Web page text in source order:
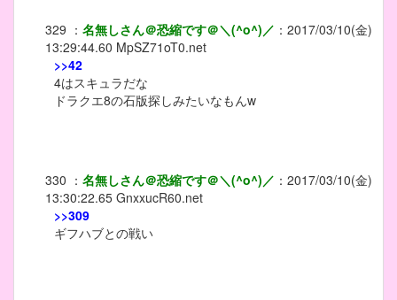
329 ： 名無しさん＠恐縮です＠＼(^o^)／ ： 2017/03/10(金)
13:29:44.60 MpSZ71oT0.net
>>42
4はスキュラだな
ドラクエ8の石版探しみたいなもんw
330 ： 名無しさん＠恐縮です＠＼(^o^)／ ： 2017/03/10(金)
13:30:22.65 GnxxucR60.net
>>309
ギフハブとの戦い